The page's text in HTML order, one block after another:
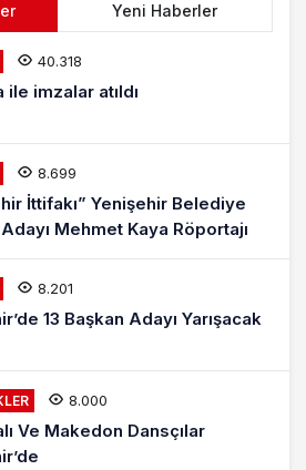
Yeni Haberler
40.318
ile imzalar atıldı
8.699
İttifakı” Yenişehir Belediye
Başkan Adayı Mehmet Kaya Röportajı
8.201
13 Başkan Adayı Yarışacak
8.000
Ve Makedon Dansçılar